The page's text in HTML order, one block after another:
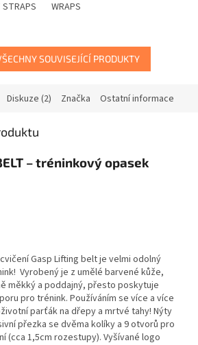
WRAPS
SOUVISEJÍCÍ PRODUKTY
Diskuze (2) Značka Ostatní informace
– tréninkový opasek
Gasp Lifting belt je velmi odolný
Vyrobený je z umělé barvené kůže,
měkký a poddajný, přesto poskytuje
pro trénink. Používáním se více a více
parťák na dřepy a mrtvé tahy! Nýty
přezka se dvěma kolíky a 9 otvorů pro
(cca 1,5cm rozestupy). Vyšívané logo